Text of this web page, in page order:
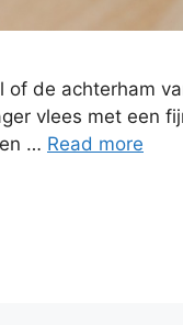
de achterham
vlees met een
… Read more